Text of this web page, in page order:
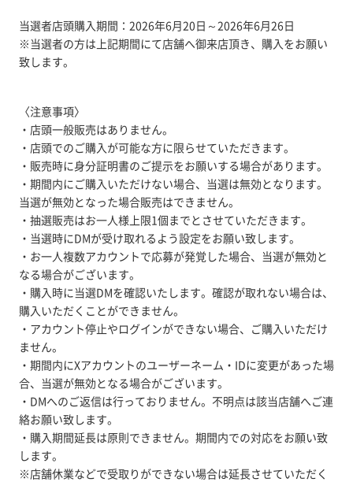
当選者店頭購入期間：2026年6月20日～2026年6月26日
※当選者の方は上記期間にて店舗へ御来店頂き、購入をお願い
致します。
〈注意事項〉
・店頭一般販売はありません。
・店頭でのご購入が可能な方に限らせていただきます。
・販売時に身分証明書のご提示をお願いする場合があります。
・期間内にご購入いただけない場合、当選は無効となります。
当選が無効となった場合販売はできません。
・抽選販売はお一人様上限1個までとさせていただきます。
・当選時にDMが受け取れるよう設定をお願い致します。
・お一人複数アカウントで応募が発覚した場合、当選が無効と
なる場合がございます。
・購入時に当選DMを確認いたします。確認が取れない場合は、
購入いただくことができません。
・アカウント停止やログインができない場合、ご購入いただけ
ません。
・期間内にXアカウントのユーザーネーム・IDに変更があった場
合、当選が無効となる場合がございます。
・DMへのご返信は行っておりません。不明点は該当店舗へご連
絡お願い致します。
・購入期間延長は原則できません。期間内での対応をお願い致
します。
※店舗休業などで受取りができない場合は延長させていただく